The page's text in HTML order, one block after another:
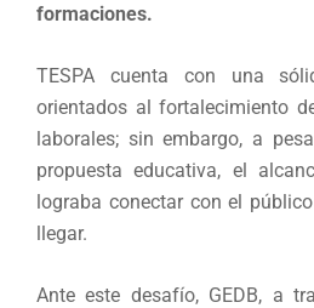
formaciones.
TESPA cuenta con una
orientados al fortalecimiento
laborales; sin embargo, a
propuesta educativa, el
lograba conectar con el
llegar.
Ante este desafío, GEDB, a